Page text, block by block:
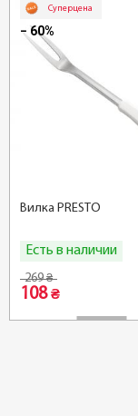
Суперцена
− 60%
Вилка PRESTO
Есть в наличии
269₴
108₴